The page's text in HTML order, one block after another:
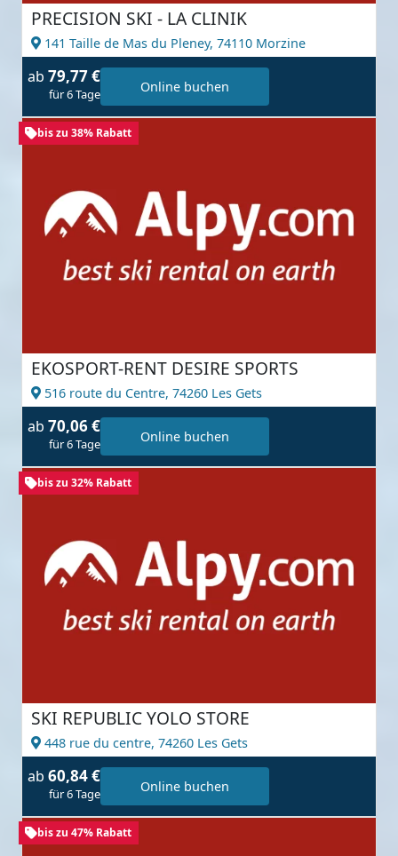
PRECISION SKI - LA CLINIK
141 Taille de Mas du Pleney, 74110 Morzine
ab 79,77 €
für 6 Tage Online buchen
bis zu 38% Rabatt
EKOSPORT-RENT DESIRE SPORTS
516 route du Centre, 74260 Les Gets
ab 70,06 €
für 6 Tage Online buchen
bis zu 32% Rabatt
SKI REPUBLIC YOLO STORE
448 rue du centre, 74260 Les Gets
ab 60,84 €
für 6 Tage Online buchen
bis zu 47% Rabatt